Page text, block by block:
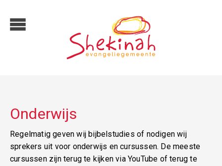
Onderwijs
Regelmatig geven wij bijbelstudies of nodigen wij
sprekers uit voor onderwijs en cursussen. De meeste
cursussen zijn terug te kijken via YouTube of terug te